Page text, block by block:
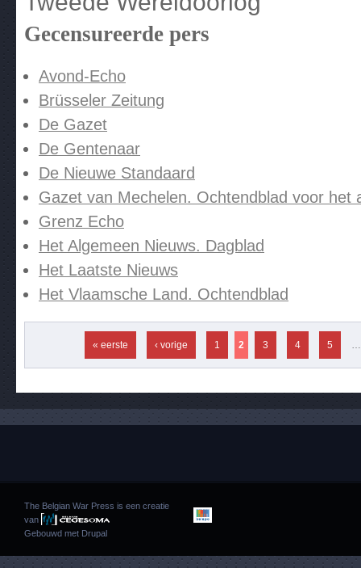
Gecensureerde pers
Avond-Echo
Brüsseler Zeitung
De Gazet
De Gentenaar
De Nieuwe Standaard
Gazet van Mechelen. Ochtendblad voor het
Grenz Echo
Het Algemeen Nieuws. Dagblad
Het Laatste Nieuws
Het Vlaamsche Land. Ochtendblad
Pagina's
« eerste ‹ vorige 1 2 3 4 5 …
The Belgian War Press is een creatie
van
Gebouwd met Drupal